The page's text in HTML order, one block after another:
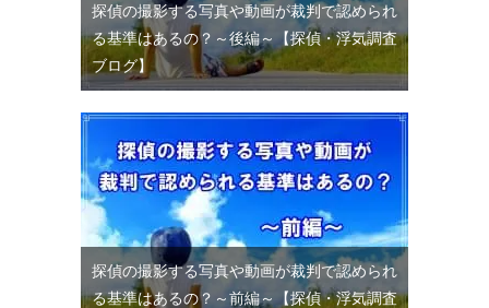
探偵の撮影する写真や動画が裁判で認められ
る基準はあるの？～後編～【探偵・浮気調査
ブログ】
探偵の撮影する写真や動画が裁判で認められ
る基準はあるの？～前編～【探偵・浮気調査